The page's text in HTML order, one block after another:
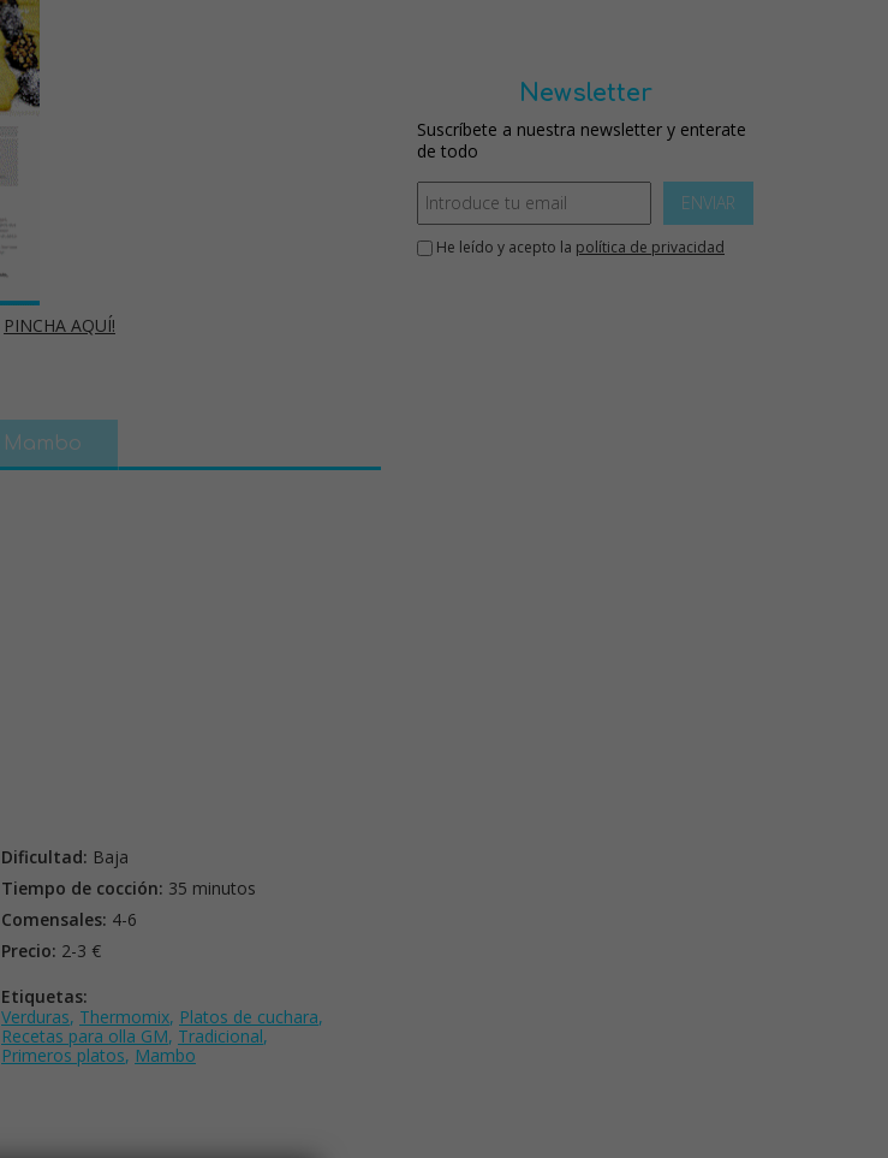
PINCHA AQUÍ!
Mambo
Dificultad: Baja
Tiempo de cocción: 35 minutos
Comensales: 4-6
Precio: 2-3 €
Etiquetas:
Verduras, Thermomix, Platos de cuchara,
Recetas para olla GM, Tradicional,
Primeros platos, Mambo
Newsletter
Suscríbete a nuestra newsletter y enterate
de todo
ENVIAR
He leído y acepto la política de privacidad